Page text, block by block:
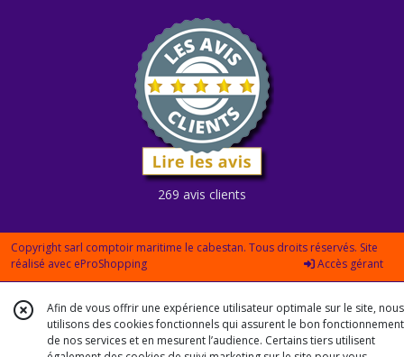
269 avis clients
Copyright sarl comptoir maritime le cabestan. Tous droits réservés. Site
réalisé avec eProShopping Accès gérant
Afin de vous offrir une expérience utilisateur optimale sur le site, nous
utilisons des cookies fonctionnels qui assurent le bon fonctionnement
de nos services et en mesurent l’audience. Certains tiers utilisent